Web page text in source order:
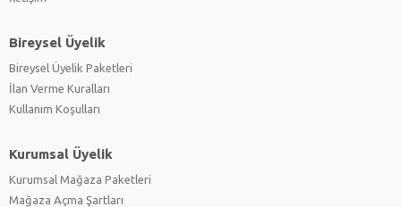
Bireysel Üyelik
Bireysel Üyelik Paketleri
İlan Verme Kuralları
Kullanım Koşulları
Kurumsal Üyelik
Kurumsal Mağaza Paketleri
Mağaza Açma Şartları